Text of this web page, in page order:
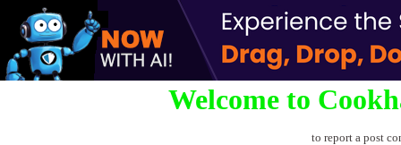
Welcome to
to report a post